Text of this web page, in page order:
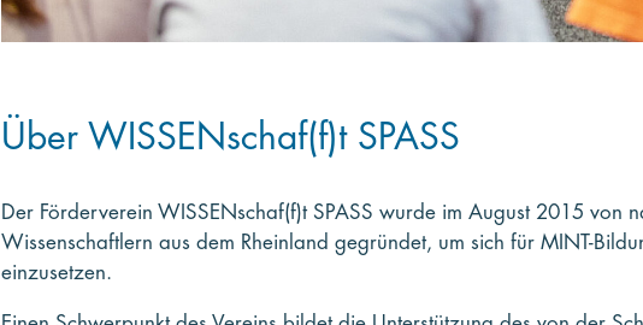
Über WISSENschaf(f)t SPASS
Der Förderverein WISSENschaf(f)t SPASS wurde im August 2015 von
Wissenschaftlern aus dem Rheinland gegründet, um sich für MINT-
einzusetzen.